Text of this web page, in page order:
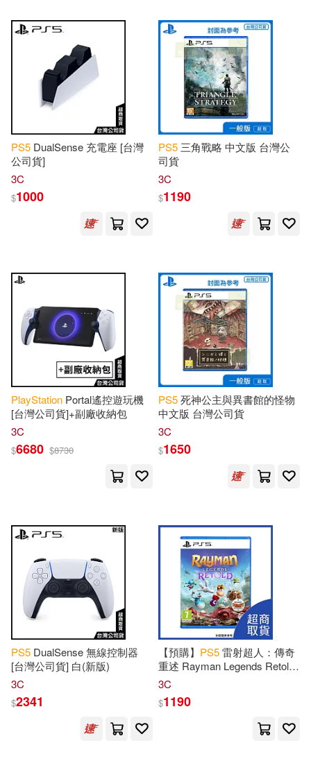
PS5 DualSense 充電座 [台灣
公司貨]
3C
$1000
PS5 三角戰略 中文版 台灣公
司貨
3C
$1190
PlayStation Portal遙控遊玩機
[台灣公司貨]+副廠收納包
3C
$6680 $8730
PS5死神公主與異書館的怪物
中文版 台灣公司貨
3C
$1650
PS5 DualSense 無線控制器
[台灣公司貨] 白(新版)
3C
$2341
【預購】 PS5雷射超人：傳奇
重述 Rayman Legends Retold
中文版 台灣公司貨 2026/10/01
3C
$1190